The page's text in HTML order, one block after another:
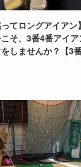
ってロングアイア
そ、3番4番アイ
しませんか？【3